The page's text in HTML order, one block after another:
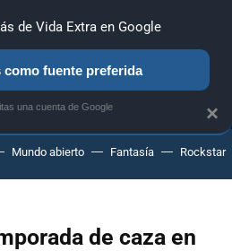
PC SONY NINTENDO
Mundo abierto Fantasía Rockstar
de caza en
×
de Vida Extra en Google
como fuente preferida
una cuenta de Google